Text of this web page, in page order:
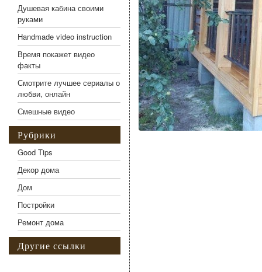
Душевая кабина своими
руками
Handmade video instruction
Время покажет видео
факты
Смотрите лучшее сериалы о
любви, онлайн
Смешные видео
Рубрики
Good Tips
Декор дома
Дом
Постройки
Ремонт дома
Другие ссылки